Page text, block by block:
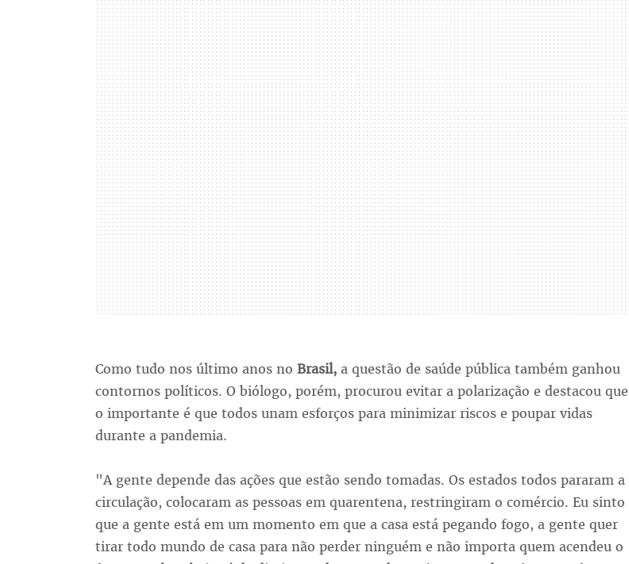
Como tudo nos último anos no Brasil, a questão de saúde pública também ganhou
contornos políticos. O biólogo, porém, procurou evitar a polarização e destacou que
o importante é que todos unam esforços para minimizar riscos e poupar vidas
durante a pandemia.
"A gente depende das ações que estão sendo tomadas. Os estados todos pararam a
circulação, colocaram as pessoas em quarentena, restringiram o comércio. Eu sinto
que a gente está em um momento em que a casa está pegando fogo, a gente quer
tirar todo mundo de casa para não perder ninguém e não importa quem acendeu o